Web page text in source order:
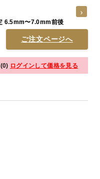
6.5mm〜7.0mm前後
ご注文ページへ
ログインして価格を見る